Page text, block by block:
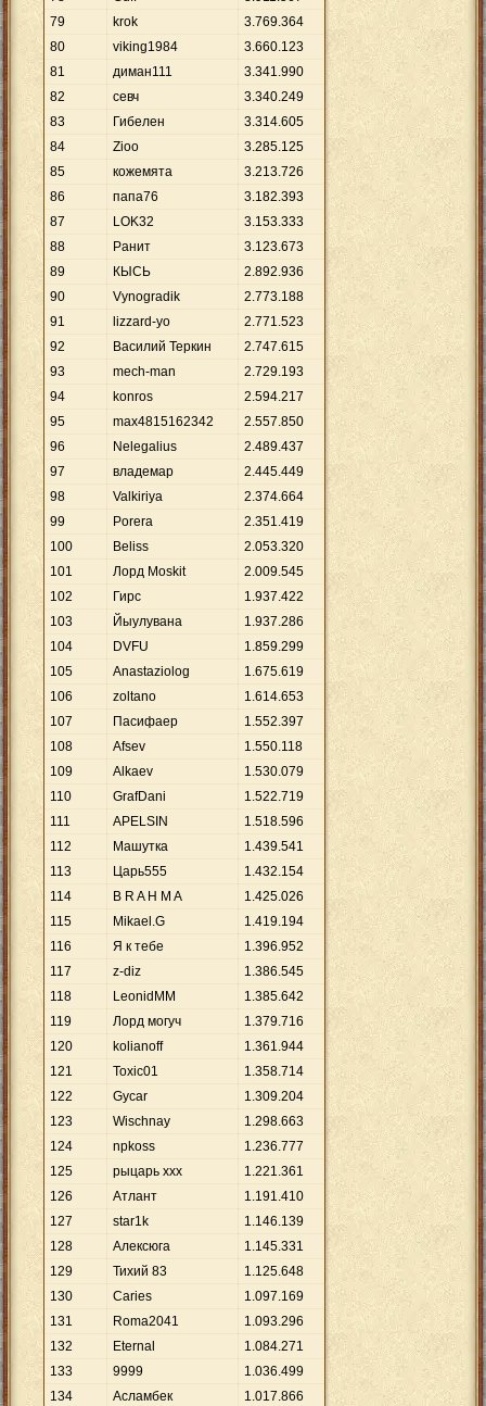
79
krok 3.769.364
80
viking1984 3.660.123
81
диман111 3.341.990
82
севч 3.340.249
83
Гибелен 3.314.605
84
Zioo 3.285.125
85
кожемята 3.213.726
86
папа76 3.182.393
87
LOK32 3.153.333
88
Ранит 3.123.673
89
КЫСЬ 2.892.936
90
Vynogradik 2.773.188
91
lizzard-yo 2.771.523
92
Василий Теркин 2.747.615
93
mech-man 2.729.193
94
konros 2.594.217
95
max4815162342 2.557.850
96
Nelegalius 2.489.437
97
владемар 2.445.449
98
Valkiriya 2.374.664
99
Porera 2.351.419
100
Beliss 2.053.320
101
Лорд Moskit 2.009.545
102
Гирс 1.937.422
103
Йыулувана 1.937.286
104
DVFU 1.859.299
105
Anastaziolog 1.675.619
106
zoltano 1.614.653
107
Пасифаер 1.552.397
108
Afsev 1.550.118
109
Alkaev 1.530.079
110
GrafDani 1.522.719
111
APELSIN 1.518.596
112
Машутка 1.439.541
113
Царь555 1.432.154
114
B R A H M A 1.425.026
115
Mikael.G 1.419.194
116
Я к тебе 1.396.952
117
z-diz 1.386.545
118
LeonidMM 1.385.642
119
Лорд могуч 1.379.716
120
kolianoff 1.361.944
121
Toxic01 1.358.714
122
Gycar 1.309.204
123
Wischnay 1.298.663
124
npkoss 1.236.777
125
рыцарь ххх 1.221.361
126
Атлант 1.191.410
127
star1k 1.146.139
128
Алексюга 1.145.331
129
Тихий 83 1.125.648
130
Caries 1.097.169
131
Roma2041 1.093.296
132
Eternal 1.084.271
133
9999 1.036.499
134
Асламбек 1.017.866